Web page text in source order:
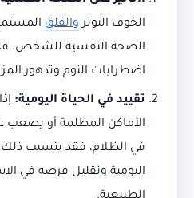
الخوف التوتروالقلق
الصحة النفسية للشخص.
اضطرابات النوم وتدهور
تقييد في الحياة اليومية:
الأماكن المظلمة أو يصعب
في الظلام، فقد يتسبب ذلك
اليومية وتقليل فرصه في